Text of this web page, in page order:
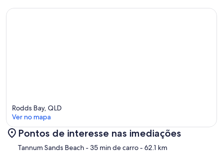
on 80m² communal deck
Mapa
Rodds Bay, QLD
Ver no mapa
Pontos de interesse nas imediações
Tannum Sands Beach- 35 min de carro- 62.1 km